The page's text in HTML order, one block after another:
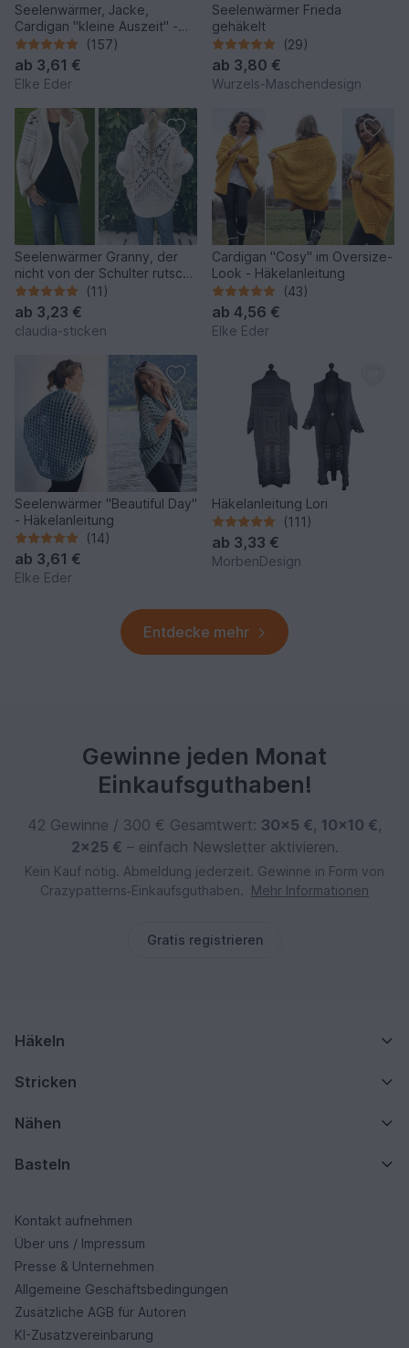
Seelenwärmer, Jacke,
Cardigan "kleine Auszeit" -
Häkelanleitung(157)
ab 3,61 €
Elke Eder
Seelenwärmer Frieda
gehäkelt
(29)
ab 3,80 €
Wurzels-Maschendesign
Seelenwärmer Granny, der
nicht von der Schulter rutscht
- Häkelanleitung
(11)
ab 3,23 €
claudia-sticken
Cardigan "Cosy" im Oversize-
Look - Häkelanleitung
(43)
ab 4,56 €
Elke Eder
Seelenwärmer "Beautiful Day"
- Häkelanleitung
(14)
ab 3,61 €
Elke Eder
Häkelanleitung Lori
(111)
ab 3,33 €
MorbenDesign
Entdecke mehr
Gewinne jeden Monat
Einkaufsguthaben!
42 Gewinne / 300 € Gesamtwert: 30×5 €, 10×10 €,
2×25 € – einfach Newsletter aktivieren.
Kein Kauf nötig. Abmeldung jederzeit. Gewinne in Form von
Crazypatterns‑Einkaufsguthaben.
Mehr Informationen
Gratis registrieren
Häkeln
Stricken
Nähen
Basteln
Kontakt aufnehmen
Über uns / Impressum
Presse & Unternehmen
Allgemeine Geschäftsbedingungen
Zusätzliche AGB für Autoren
KI-Zusatzvereinbarung